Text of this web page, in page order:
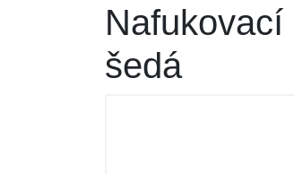
Houpací křesla
Deky a lehátka
šedá